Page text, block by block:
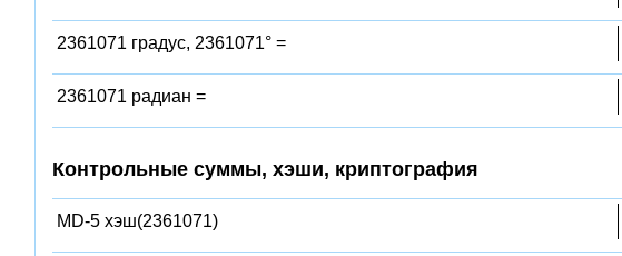
2361071 градус, 2361071° =
2361071 радиан =
Контрольные суммы, хэши, криптография
MD-5 хэш(2361071)